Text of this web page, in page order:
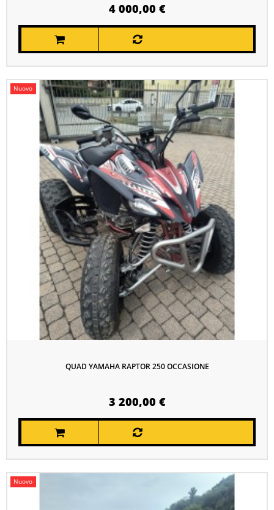
4 000,00 €
Nuovo
QUAD YAMAHA RAPTOR 250 OCCASIONE
3 200,00 €
Nuovo